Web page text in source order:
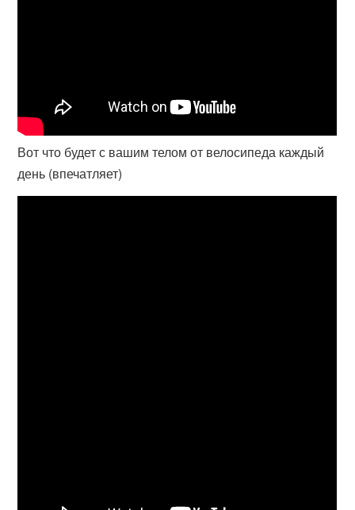
Вот что будет с вашим телом от велосипеда каждый
день (впечатляет)